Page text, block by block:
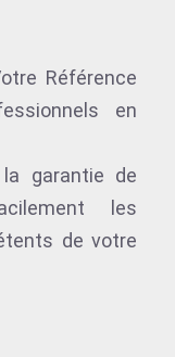
Référence
en
garantie de
les
de votre